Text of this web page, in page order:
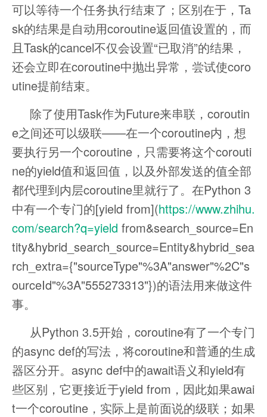
可以等待一个任务执行结束了；区别在于，Ta
sk的结果是自动用coroutine返回值设置的，而
且Task的cancel不仅会设置“已取消”的结果，
还会立即在coroutine中抛出异常，尝试使coro
utine提前结束。
除了使用Task作为Future来串联，coroutin
e之间还可以级联——在一个coroutine内，想
要执行另一个coroutine，只需要将这个corouti
ne的yield值和返回值，以及外部发送的值全部
都代理到内层coroutine里就行了。在Python 3
中有一个专门的[yield from](https://www.zhihu.
com/search?q=yield from&search_source=En
tity&hybrid_search_source=Entity&hybrid_sea
rch_extra={"sourceType"%3A"answer"%2C"s
ourceId"%3A"555273313"})的语法用来做这件
事。
从Python 3.5开始，coroutine有了一个专门
的async def的写法，将coroutine和普通的生成
器区分开。async def中的await语义和yield有
些区别，它更接近于yield from，因此如果awai
t一个coroutine，实际上是前面说的级联；如果